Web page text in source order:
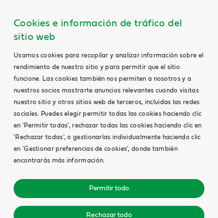
Cookies e información de tráfico del
sitio web
Usamos cookies para recopilar y analizar información sobre el
rendimiento de nuestro sitio y para permitir que el sitio
funcione. Las cookies también nos permiten a nosotros y a
nuestros socios mostrarte anuncios relevantes cuando visitas
nuestro sitio y otros sitios web de terceros, incluidas las redes
sociales. Puedes elegir permitir todas las cookies haciendo clic
en 'Permitir todas', rechazar todas las cookies haciendo clic en
'Rechazar todas', o gestionarlas individualmente haciendo clic
en 'Gestionar preferencias de cookies', donde también
encontrarás más información.
Permitir todo
Rechazar todo